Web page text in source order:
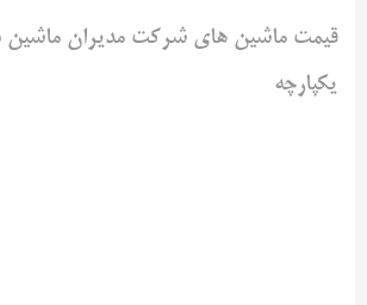
قیمت ماشین های شرکت مدیران ماشین
یکپارچه